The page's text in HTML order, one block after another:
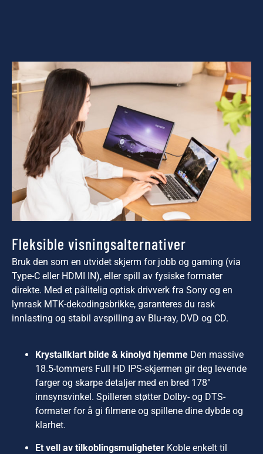
Fleksible visningsalternativer
Bruk den som en utvidet skjerm for jobb og gaming (via
Type-C eller HDMI IN), eller spill av fysiske formater
direkte. Med et pålitelig optisk drivverk fra Sony og en
lynrask MTK-dekodingsbrikke, garanteres du rask
innlasting og stabil avspilling av Blu-ray, DVD og CD.
Krystallklart bilde & kinolyd hjemme Den massive
18.5-tommers Full HD IPS-skjermen gir deg levende
farger og skarpe detaljer med en bred 178°
innsynsvinkel. Spilleren støtter Dolby- og DTS-
formater for å gi filmene og spillene dine dybde og
klarhet.
Et vell av tilkoblingsmuligheter Koble enkelt til